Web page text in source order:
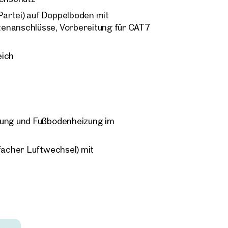
auf Doppelboden mit
Vorbereitung für CAT7
und Fußbodenheizung im
Luftwechsel) mit